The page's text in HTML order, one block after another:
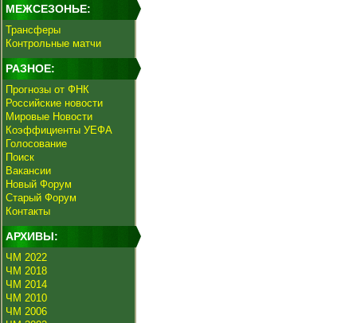
МЕЖСЕЗОНЬЕ:
Трансферы
Контрольные матчи
РАЗНОЕ:
Прогнозы от ФНК
Российские новости
Мировые Новости
Коэффициенты УЕФА
Голосование
Поиск
Вакансии
Новый Форум
Старый Форум
Контакты
АРХИВЫ:
ЧМ 2022
ЧМ 2018
ЧМ 2014
ЧМ 2010
ЧМ 2006